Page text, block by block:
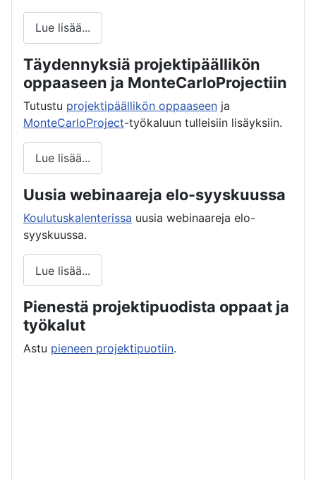
Lue lisää...
Täydennyksiä projektipäällikön
oppaaseen ja MonteCarloProjectiin
Tutustu projektipäällikön oppaaseen ja
MonteCarloProject-työkaluun tulleisiin lisäyksiin.
Lue lisää...
Uusia webinaareja elo-syyskuussa
Koulutuskalenterissa uusia webinaareja elo-
syyskuussa.
Lue lisää...
Pienestä projektipuodista oppaat ja
työkalut
Astu pieneen projektipuotiin.